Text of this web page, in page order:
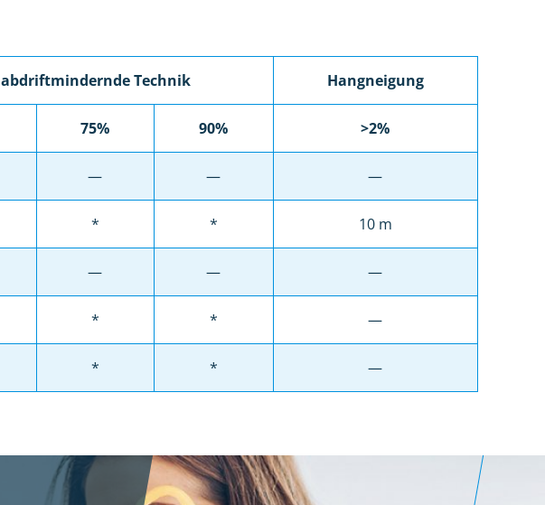
abdriftmindernde Technik Hangneigung
75% 90% >2%
— — —
* * 10 m
— — —
* * —
* * —